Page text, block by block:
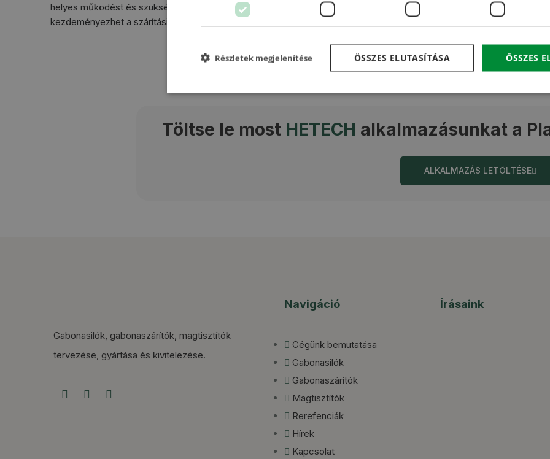
helyes működést és szükség esetén beavatkozást
kezdeményezhet a szárítási folyamatba.
Töltse le most HETECH alkalmazásunkat a
ALKALMAZÁS LETÖLTÉSE
Gabonasilók, gabonaszárítók, magtisztítók
tervezése, gyártása és kivitelezése.
Navigáció
Cégünk bemutatása
Gabonasilók
Gabonaszárítók
Magtisztítók
Rerefenciák
Hírek
Kapcsolat
Írásaink
ÖSSZES
ÖSSZES ELUTASÍTÁSA
Részletek megjelenítése